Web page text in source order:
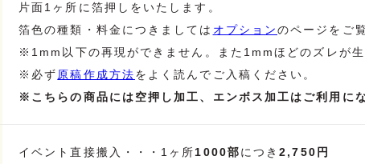
片面1ヶ所に箔押しをいたします。
箔色の種類・料金につきましては オプションのページをご
※1mm以下の再現ができません。また1mmほどのズレが
※必ず 原稿作成方法をよく読んでご入稿ください。
※こちらの商品には空押し加工、エンボス加工はご利用に
イベント直接搬入・・・1ヶ所1000部につき2,750円